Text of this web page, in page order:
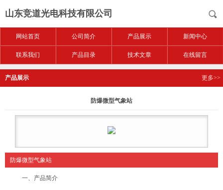
山东竞道光电科技有限公司
网站首页 公司简介 产品展示 新闻中心
联系我们 产品目录 技术文章 在线留言
产品展示 更多>>
防爆微型气象站
防爆微型气象站
一、产品简介